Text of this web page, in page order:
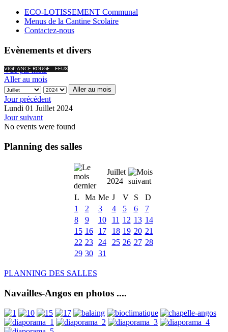
ECO-LOTISSEMENT Communal
Menus de la Cantine Scolaire
Contactez-nous
Evènements et divers
VIGILANCE ROUGE - FEUX
Vue par mois
Aller au mois
Aller au mois
Jour précédent
Lundi 01 Juillet 2024
Jour suivant
No events were found
Planning des salles
Juillet
2024
L
Ma Me J V S
D
1
2 3 4 5 6
7
8
9 10 11 12 13 14
15 16 17 18 19 20 21
22 23 24 25 26 27 28
29 30 31
PLANNING DES SALLES
Navailles-Angos en photos ....